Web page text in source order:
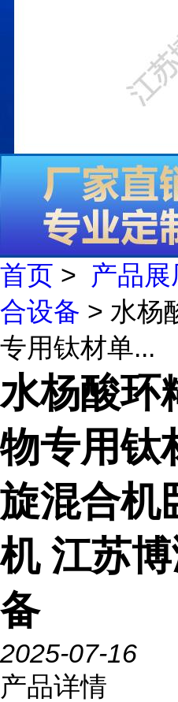
首页 > 产品展
合设备 > 水杨
专用钛材单...
水杨酸环
物专用钛
旋混合机
机 江苏
备
2025-07-16
产品详情